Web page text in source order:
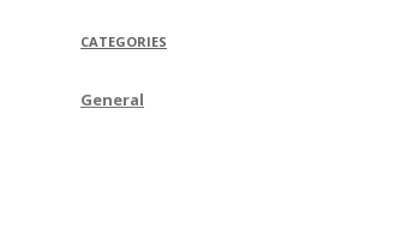
CATEGORIES
General